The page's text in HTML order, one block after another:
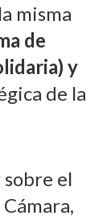
misma
de
y
de la
el